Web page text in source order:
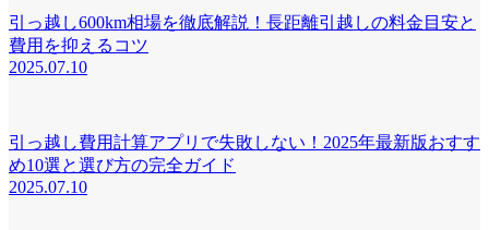
引っ越し600km相場を徹底解説！長距離引越しの料金目安と
費用を抑えるコツ
2025.07.10
引っ越し費用計算アプリで失敗しない！2025年最新版おすす
め10選と選び方の完全ガイド
2025.07.10